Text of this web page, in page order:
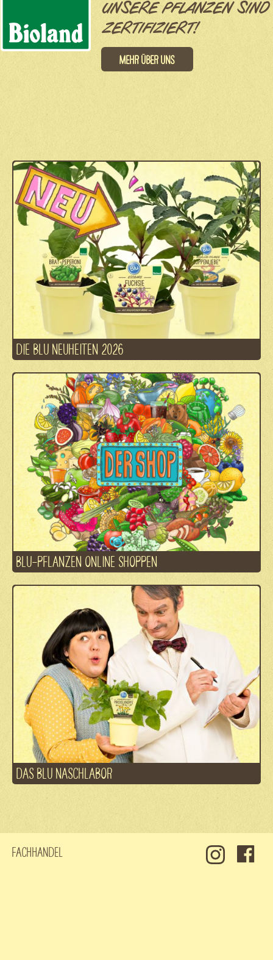
UNSERE PFLANZEN SIND
ZERTIFIZIERT!
Mehr über uns
DIE BLU NEUHEITEN 2026
BLU-PFLANZEN ONLINE SHOPPEN
DAS BLU NASCHLABOR
Fachhandel